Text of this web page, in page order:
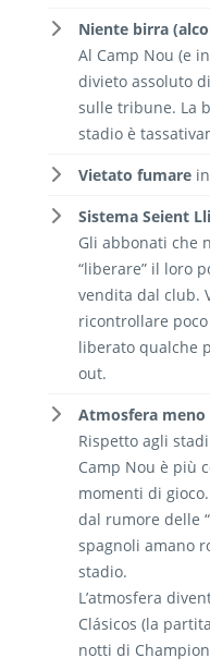
Niente birra
Al Camp Nou (e
divieto assoluto
sulle tribune. La
stadio è
Vietato fumare
Sistema Seient
Gli abbonati che
“liberare” il loro
vendita dal club.
ricontrollare
liberato qualche
out.
Atmosfera meno
Rispetto agli
Camp Nou è più
momenti di
dal rumore delle
spagnoli amano
stadio.
L’atmosfera
Clásicos (la
notti di